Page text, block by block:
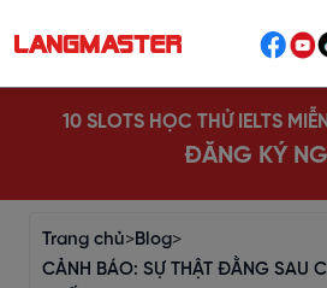
10 SLOTS HỌC THỬ IELTS
ĐĂNG KÝ
Trang chủ>Blog>
CẢNH BÁO: SỰ THẬT ĐẰNG SAU